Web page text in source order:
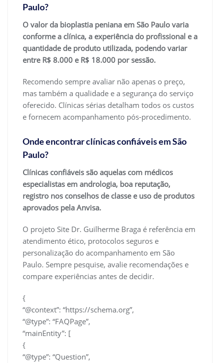
Paulo?
O valor da bioplastia peniana em São Paulo varia
conforme a clínica, a experiência do profissional e a
quantidade de produto utilizada, podendo variar
entre R$ 8.000 e R$ 18.000 por sessão.
Recomendo sempre avaliar não apenas o preço,
mas também a qualidade e a segurança do serviço
oferecido. Clínicas sérias detalham todos os custos
e fornecem acompanhamento pós-procedimento.
Onde encontrar clínicas confiáveis em São
Paulo?
Clínicas confiáveis são aquelas com médicos
especialistas em andrologia, boa reputação,
registro nos conselhos de classe e uso de produtos
aprovados pela Anvisa.
O projeto Site Dr. Guilherme Braga é referência em
atendimento ético, protocolos seguros e
personalização do acompanhamento em São
Paulo. Sempre pesquise, avalie recomendações e
compare experiências antes de decidir.
{
“@context”: “https://schema.org”,
“@type”: “FAQPage”,
“mainEntity”: [
{
“@type”: “Question”,